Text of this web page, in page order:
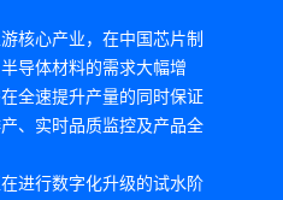
核心产业，在中国芯片制
导体材料的需求大幅增
全速提升产量的同时保证
、实时品质监控及产品全
进行数字化升级的试水阶